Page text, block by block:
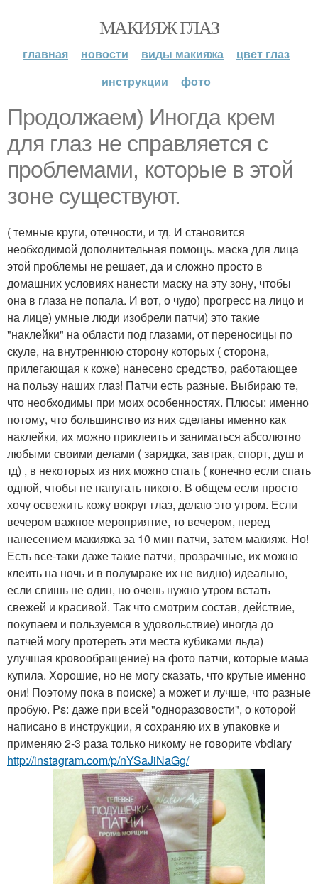
МАКИЯЖ ГЛАЗ
главная новости виды макияжа
цвет глаз
инструкции
фото
Продолжаем) Иногда крем
для глаз не справляется с
проблемами, которые в этой
зоне существуют.
( темные круги, отечности, и тд. И становится
необходимой дополнительная помощь. маска для лица
этой проблемы не решает, да и сложно просто в
домашних условиях нанести маску на эту зону, чтобы
она в глаза не попала. И вот, о чудо) прогресс на лицо и
на лице) умные люди изобрели патчи) это такие
"наклейки" на области под глазами, от переносицы по
скуле, на внутреннюю сторону которых ( сторона,
прилегающая к коже) нанесено средство, работающее
на пользу наших глаз! Патчи есть разные. Выбираю те,
что необходимы при моих особенностях. Плюсы: именно
потому, что большинство из них сделаны именно как
наклейки, их можно приклеить и заниматься абсолютно
любыми своими делами ( зарядка, завтрак, спорт, душ и
тд) , в некоторых из них можно спать ( конечно если спать
одной, чтобы не напугать никого. В общем если просто
хочу освежить кожу вокруг глаз, делаю это утром. Если
вечером важное мероприятие, то вечером, перед
нанесением макияжа за 10 мин патчи, затем макияж. Но!
Есть все-таки даже такие патчи, прозрачные, их можно
клеить на ночь и в полумраке их не видно) идеально,
если спишь не один, но очень нужно утром встать
свежей и красивой. Так что смотрим состав, действие,
покупаем и пользуемся в удовольствие) иногда до
патчей могу протереть эти места кубиками льда)
улучшая кровообращение) на фото патчи, которые мама
купила. Хорошие, но не могу сказать, что крутые именно
они! Поэтому пока в поиске) а может и лучше, что разные
пробую. Ps: даже при всей "одноразовости", о которой
написано в инструкции, я сохраняю их в упаковке и
применяю 2-3 раза только никому не говорите vbdiary
http://instagram.com/p/nYSaJiNaGg/